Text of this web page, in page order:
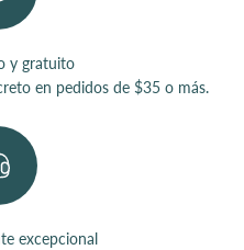
y gratuito
en pedidos de $35 o más.
excepcional